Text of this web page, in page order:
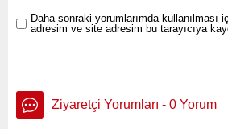
Daha sonraki yorumlarımda kullanılması
adresim ve site adresim bu tarayıcıya
Ziyaretçi Yorumları - 0 Yorum